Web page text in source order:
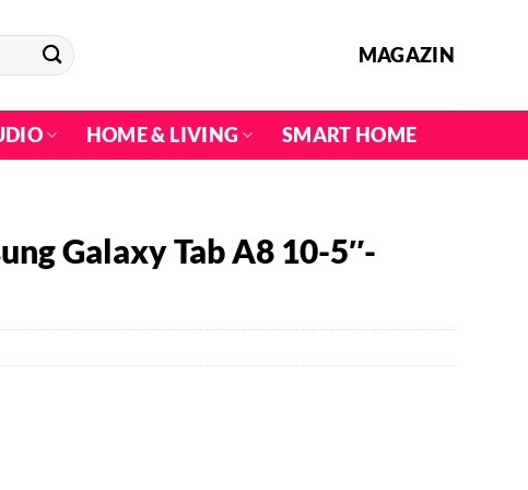
MAGAZIN
HOME & LIVING SMART HOME
Galaxy Tab A8 10-5″-